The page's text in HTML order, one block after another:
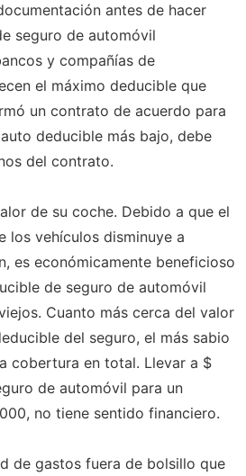
antes de hacer
seguro de automóvil
y compañías de
el máximo deducible que
un contrato de acuerdo para
deducible más bajo, debe
del contrato.
de su coche. Debido a que el
los vehículos disminuye a
es económicamente beneficioso
de seguro de automóvil
Cuanto más cerca del valor
del seguro, el más sabio
cobertura en total. Llevar a $
de automóvil para un
no tiene sentido financiero.
de gastos fuera de bolsillo que